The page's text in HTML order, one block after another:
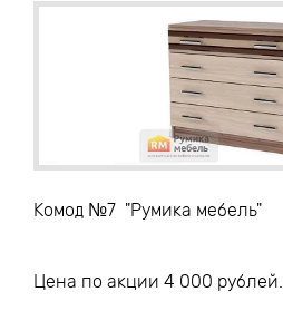
Комод №7 "Румика мебель"
Цена по акции 4 000 рублей.